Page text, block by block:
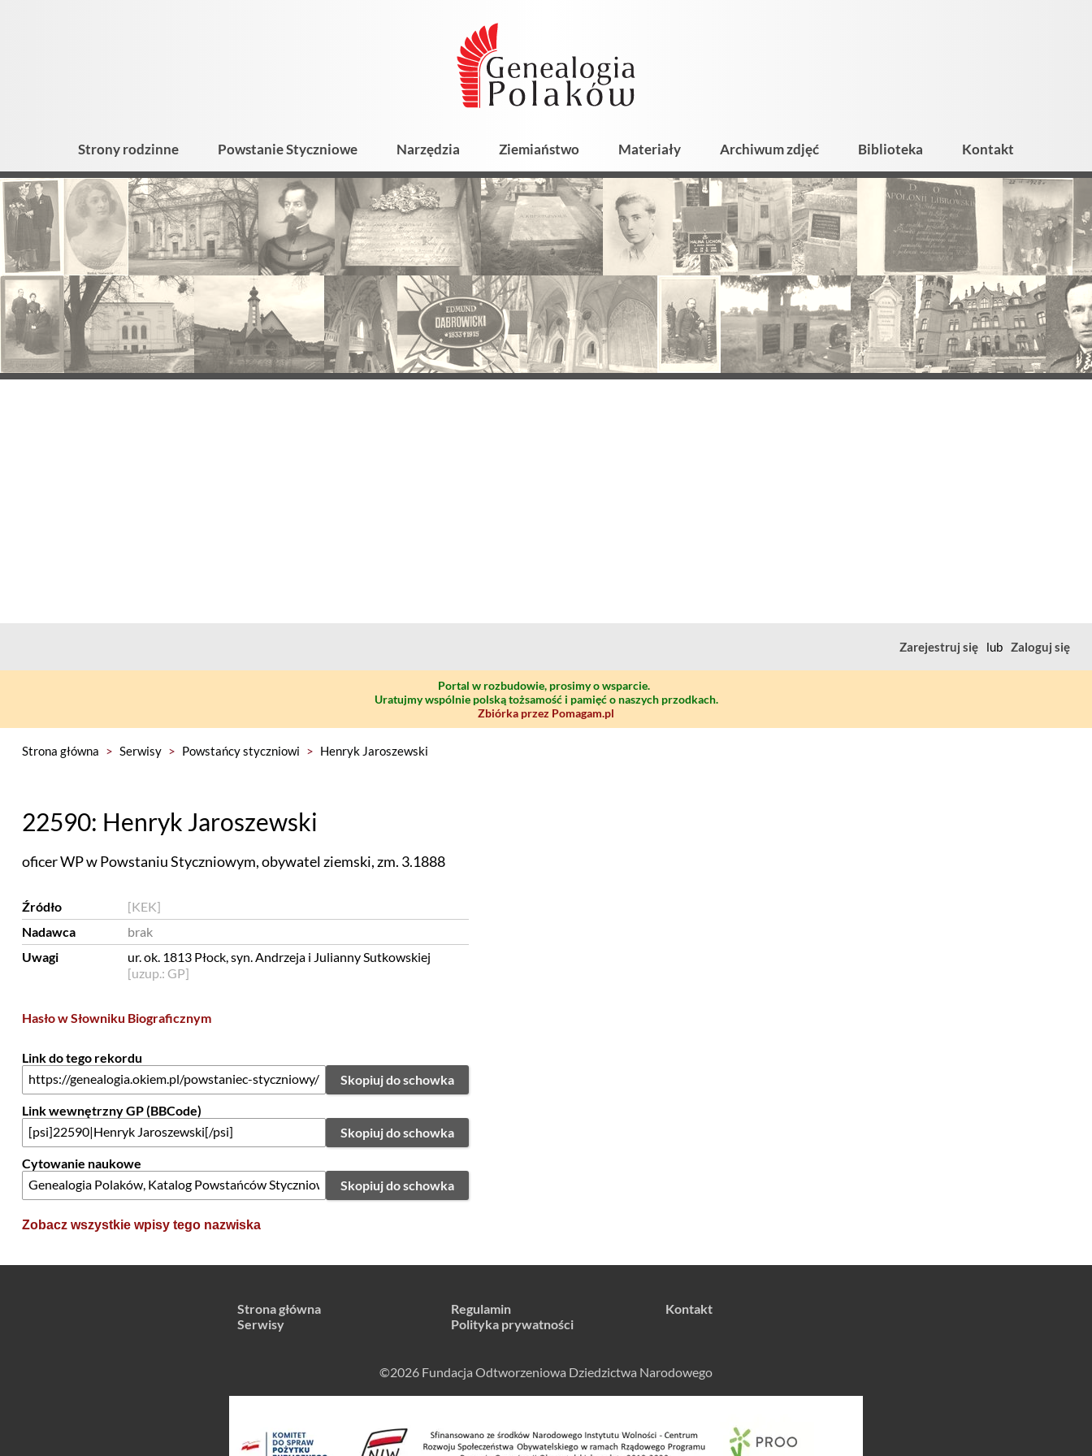
Strony rodzinne Powstanie Styczniowe Narzędzia Ziemiaństwo Materiały Archiwum zdjęć Biblioteka Kontakt
Zarejestruj się lub Zaloguj się
Portal w rozbudowie, prosimy o wsparcie.
Uratujmy wspólnie polską tożsamość i pamięć o naszych przodkach.
Zbiórka przez Pomagam.pl
Strona główna > Serwisy > Powstańcy styczniowi > Henryk Jaroszewski
22590: Henryk Jaroszewski
oficer WP w Powstaniu Styczniowym, obywatel ziemski, zm. 3.1888
Źródło
[KEK]
Nadawca
brak
Uwagi
ur. ok. 1813 Płock, syn. Andrzeja i Julianny Sutkowskiej
[uzup.: GP]
Hasło w Słowniku Biograficznym
Link do tego rekordu
Skopiuj do schowka
Link wewnętrzny GP (BBCode)
Skopiuj do schowka
Cytowanie naukowe
Skopiuj do schowka
Zobacz wszystkie wpisy tego nazwiska
Strona główna
Serwisy
Regulamin
Polityka prywatności
Kontakt
©2026 Fundacja Odtworzeniowa Dziedzictwa Narodowego